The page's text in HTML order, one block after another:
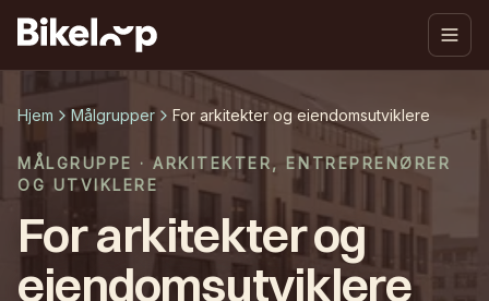
Hjem Målgrupper For arkitekter og eiendomsutviklere
MÅLGRUPPE · ARKITEKTER, ENTREPRENØRER
OG UTVIKLERE
For arkitekter og
eiendomsutviklere